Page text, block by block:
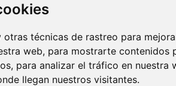
otras técnicas de rastreo para
web, para mostrarte contenidos
para analizar el tráfico en nuestra
llegan nuestros visitantes.